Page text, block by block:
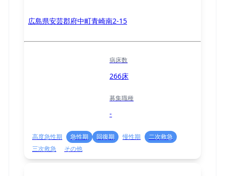
広島県安芸郡府中町青崎南2-15
病床数
266床
募集職種
-
高度急性期 急性期 回復期 慢性期
二次救急
三次救急
その他